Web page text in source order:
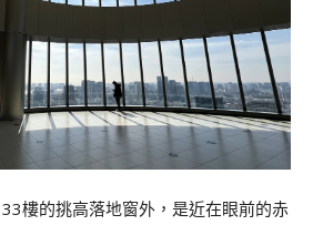
樓的挑高落地窗外，是近在眼前的赤